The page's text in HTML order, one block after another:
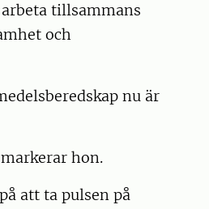
tillsammans
och
nu är
hon.
att ta pulsen på